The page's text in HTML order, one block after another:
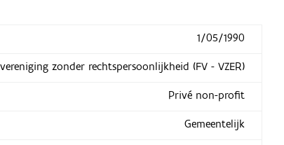
1/05/1990
zonder rechtspersoonlijkheid (FV - VZER)
Privé non-profit
Gemeentelijk